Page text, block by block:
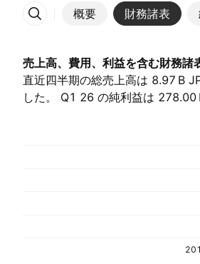
概要 財務諸表
その他
売上高、費用、利益を含む財務諸
直近四半期の総売上高は ‪8.97 B‬
した。 Q1 26 の純利益は ‪278.00